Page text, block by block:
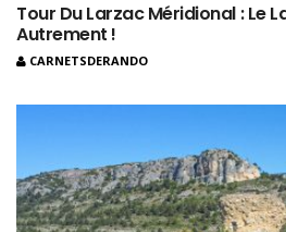
Tour Du Larzac Méridional : Le
Autrement !
CARNETSDERANDO